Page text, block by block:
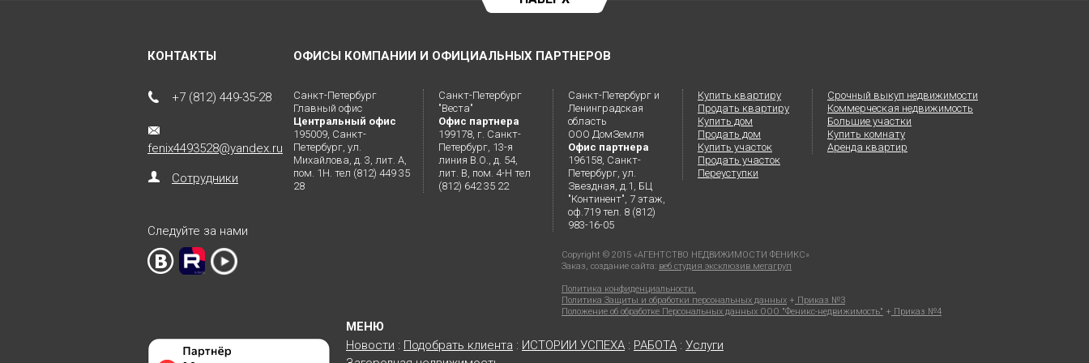
КОНТАКТЫ
+7 (812) 449-35-28
fenix4493528@yandex.ru
Сотрудники
Следуйте за нами
ОФИСЫ КОМПАНИИ И ОФИЦИАЛЬНЫХ ПАРТНЕРОВ
Санкт-Петербург
Главный офис
Центральный офис
195009, Санкт-
Петербург, ул.
Михайлова, д. 3, лит. А,
пом. 1Н. тел (812) 449 35
28
Санкт-Петербург
"Веста"
Офис партнера
199178, г. Санкт-
Петербург, 13-я
линия В.О., д. 54,
лит. В, пом. 4-Н тел
(812) 642 35 22
Санкт-Петербург и
Ленинградская
область
ООО ДомЗемля
Офис партнера
196158, Санкт-
Петербург, ул.
Звездная, д.1, БЦ
"Континент", 7 этаж,
оф.719 тел. 8 (812)
983-16-05
Купить квартиру
Продать квартиру
Купить дом
Продать дом
Купить участок
Продать участок
Переуступки
Срочный выкуп недвижимости
Коммерческая недвижимость
Большие участки
Купить комнату
Аренда квартир
Copyright © 2015 «АГЕНТСТВО НЕДВИЖИМОСТИ ФЕНИКС»
Заказ, создание сайта: веб студия эксклюзив мегагруп
Политика конфиденциальности.
Политика Защиты и обработки персональных данных + Приказ №3
Положение об обработке Персональных данных ООО "Феникс-недвижимость" + Приказ №4
МЕНЮ
Новости : Подобрать клиента : ИСТОРИИ УСПЕХА : РАБОТА : Услуги